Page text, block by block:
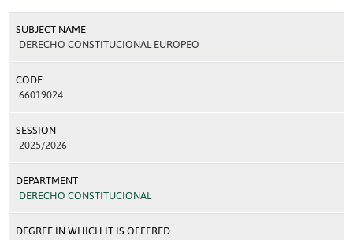
SUBJECT NAME
DERECHO CONSTITUCIONAL EUROPEO
CODE
66019024
SESSION
2025/2026
DEPARTMENT
DERECHO CONSTITUCIONAL
DEGREE IN WHICH IT IS OFFERED